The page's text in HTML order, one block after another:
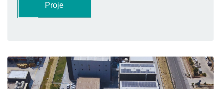
Proje